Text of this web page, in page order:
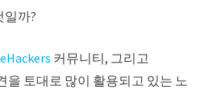
일까?
커뮤니티, 그리고
을 토대로 많이 활용되고 있는 노